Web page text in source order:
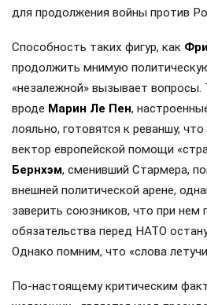
для продолжения войны против
Способность таких фигур, как
продолжить мнимую
«незалежной» вызывает
вроде Марин Ле Пен,
лояльно, готовятся к реваншу,
вектор европейской помощи
Бернхэм, сменивший Стармера,
внешней политической арене,
заверить союзников, что при нем
обязательства перед НАТО
Однако помним, что «слова
По-настоящему критическим